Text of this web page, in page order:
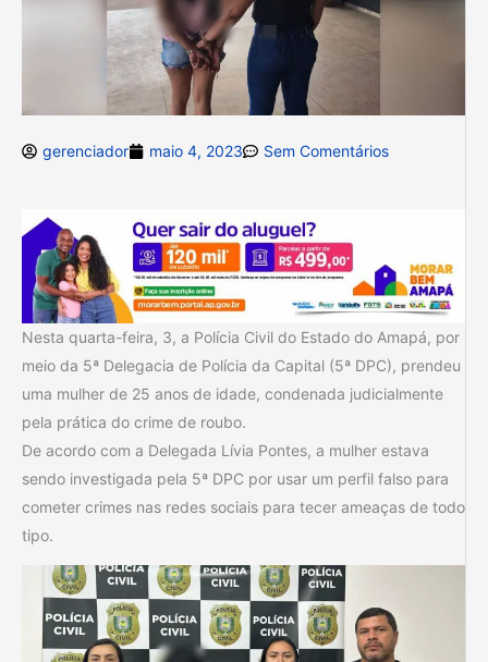
gerenciador maio 4, 2023 Sem Comentários
Nesta quarta-feira, 3, a Polícia Civil do Estado do Amapá, por
meio da 5ª Delegacia de Polícia da Capital (5ª DPC), prendeu
uma mulher de 25 anos de idade, condenada judicialmente
pela prática do crime de roubo.
De acordo com a Delegada Lívia Pontes, a mulher estava
sendo investigada pela 5ª DPC por usar um perfil falso para
cometer crimes nas redes sociais para tecer ameaças de todo
tipo.